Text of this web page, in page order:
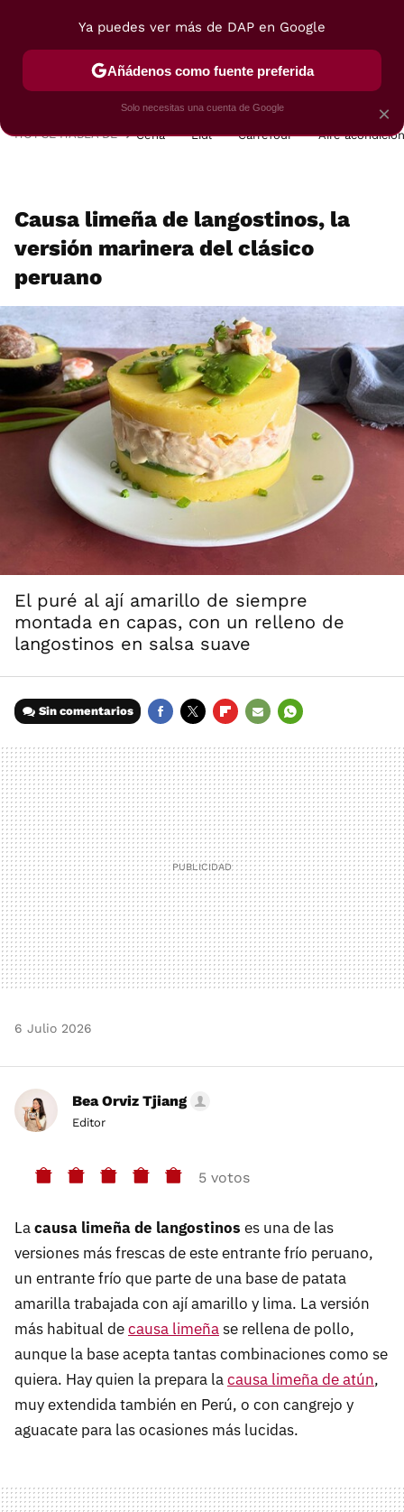
POSTRES VIAJES SELECCIÓN VEGUI
HOY SE HABLA DE Cena Lidl Carrefour Aire
Causa limeña de langostinos, la
versión marinera del clásico
peruano
El puré al ají amarillo de siempre
montada en capas, con un relleno de
langostinos en salsa suave
Sin comentarios
MAIL
6 Julio 2026
Bea Orviz Tjiang
Editor
5 votos
Lacausa limeña de langostinos es una de las
versiones más frescas de este entrante frío peruano,
un entrante frío que parte de una base de patata
amarilla trabajada con ají amarillo y lima. La versión
más habitual decausa limeñase rellena de pollo,
aunque la base acepta tantas combinaciones como se
quiera. Hay quien la prepara lacausa limeña de atún,
muy extendida también en Perú, o con cangrejo y
aguacate para las ocasiones más lucidas.
×
Ya puedes ver más de DAP en Google
Añádenos como fuente preferida
Solo necesitas una cuenta de Google